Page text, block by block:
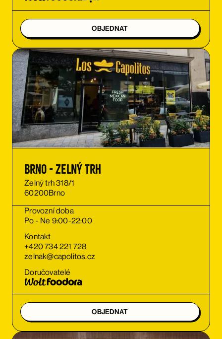
OBJEDNAT
Brno - Zelný trh
Zelný trh 318/1
60200Brno
Provozní doba
Po - Ne 9:00-22:00
Kontakt
+420 734 221 728
zelnak@capolitos.cz
Doručovatelé
OBJEDNAT